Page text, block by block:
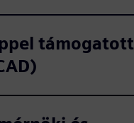
támogatott